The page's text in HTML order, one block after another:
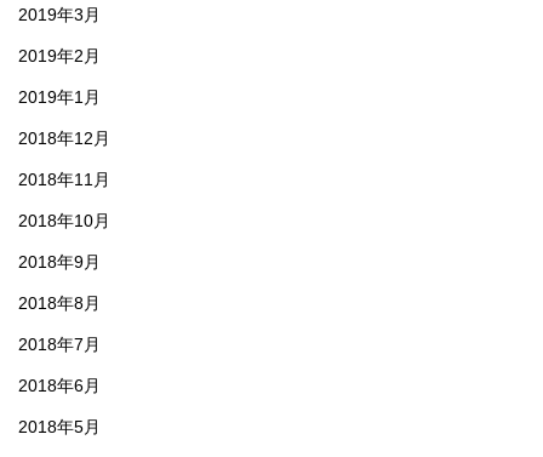
2019年3月
2019年2月
2019年1月
2018年12月
2018年11月
2018年10月
2018年9月
2018年8月
2018年7月
2018年6月
2018年5月